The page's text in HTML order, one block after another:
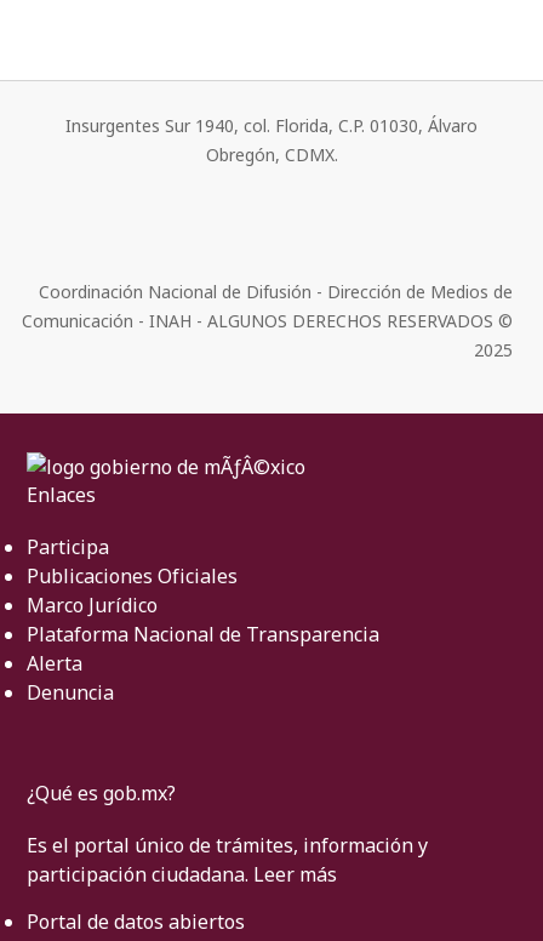
Insurgentes Sur 1940, col. Florida, C.P. 01030, Álvaro
Obregón, CDMX.
Coordinación Nacional de Difusión - Dirección de Medios de
Comunicación - INAH - ALGUNOS DERECHOS RESERVADOS ©
2025
Enlaces
Participa
Publicaciones Oficiales
Marco Jurídico
Plataforma Nacional de Transparencia
Alerta
Denuncia
¿Qué es gob.mx?
Es el portal único de trámites, información y
participación ciudadana. Leer más
Portal de datos abiertos